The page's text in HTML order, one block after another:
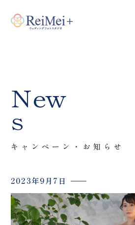
Costume
衣装
About us
フォトレタッチ
Studio
スタジオ紹介
New
s
キャンペーン・お知らせ
2023年9月7日